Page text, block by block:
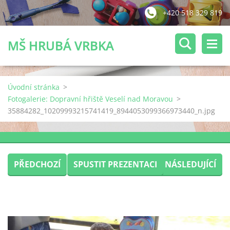
+420 518 329 819
MŠ HRUBÁ VRBKA
Úvodní stránka >
Fotogalerie: Dopravní hřiště Veselí nad Moravou >
35884282_10209993215741419_8944053099366973440_n.jpg
PŘEDCHOZÍ SPUSTIT PREZENTACI NÁSLEDUJÍCÍ